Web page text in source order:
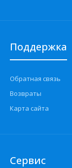
Поддержка
Обратная связь
Возвраты
Карта сайта
Сервис